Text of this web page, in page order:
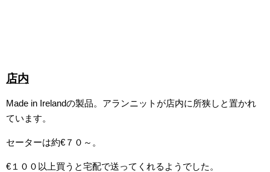
店内
Made in Irelandの製品。アランニットが店内に所狭しと置かれ
ています。
セーターは約€７０～。
€１００以上買うと宅配で送ってくれるようでした。